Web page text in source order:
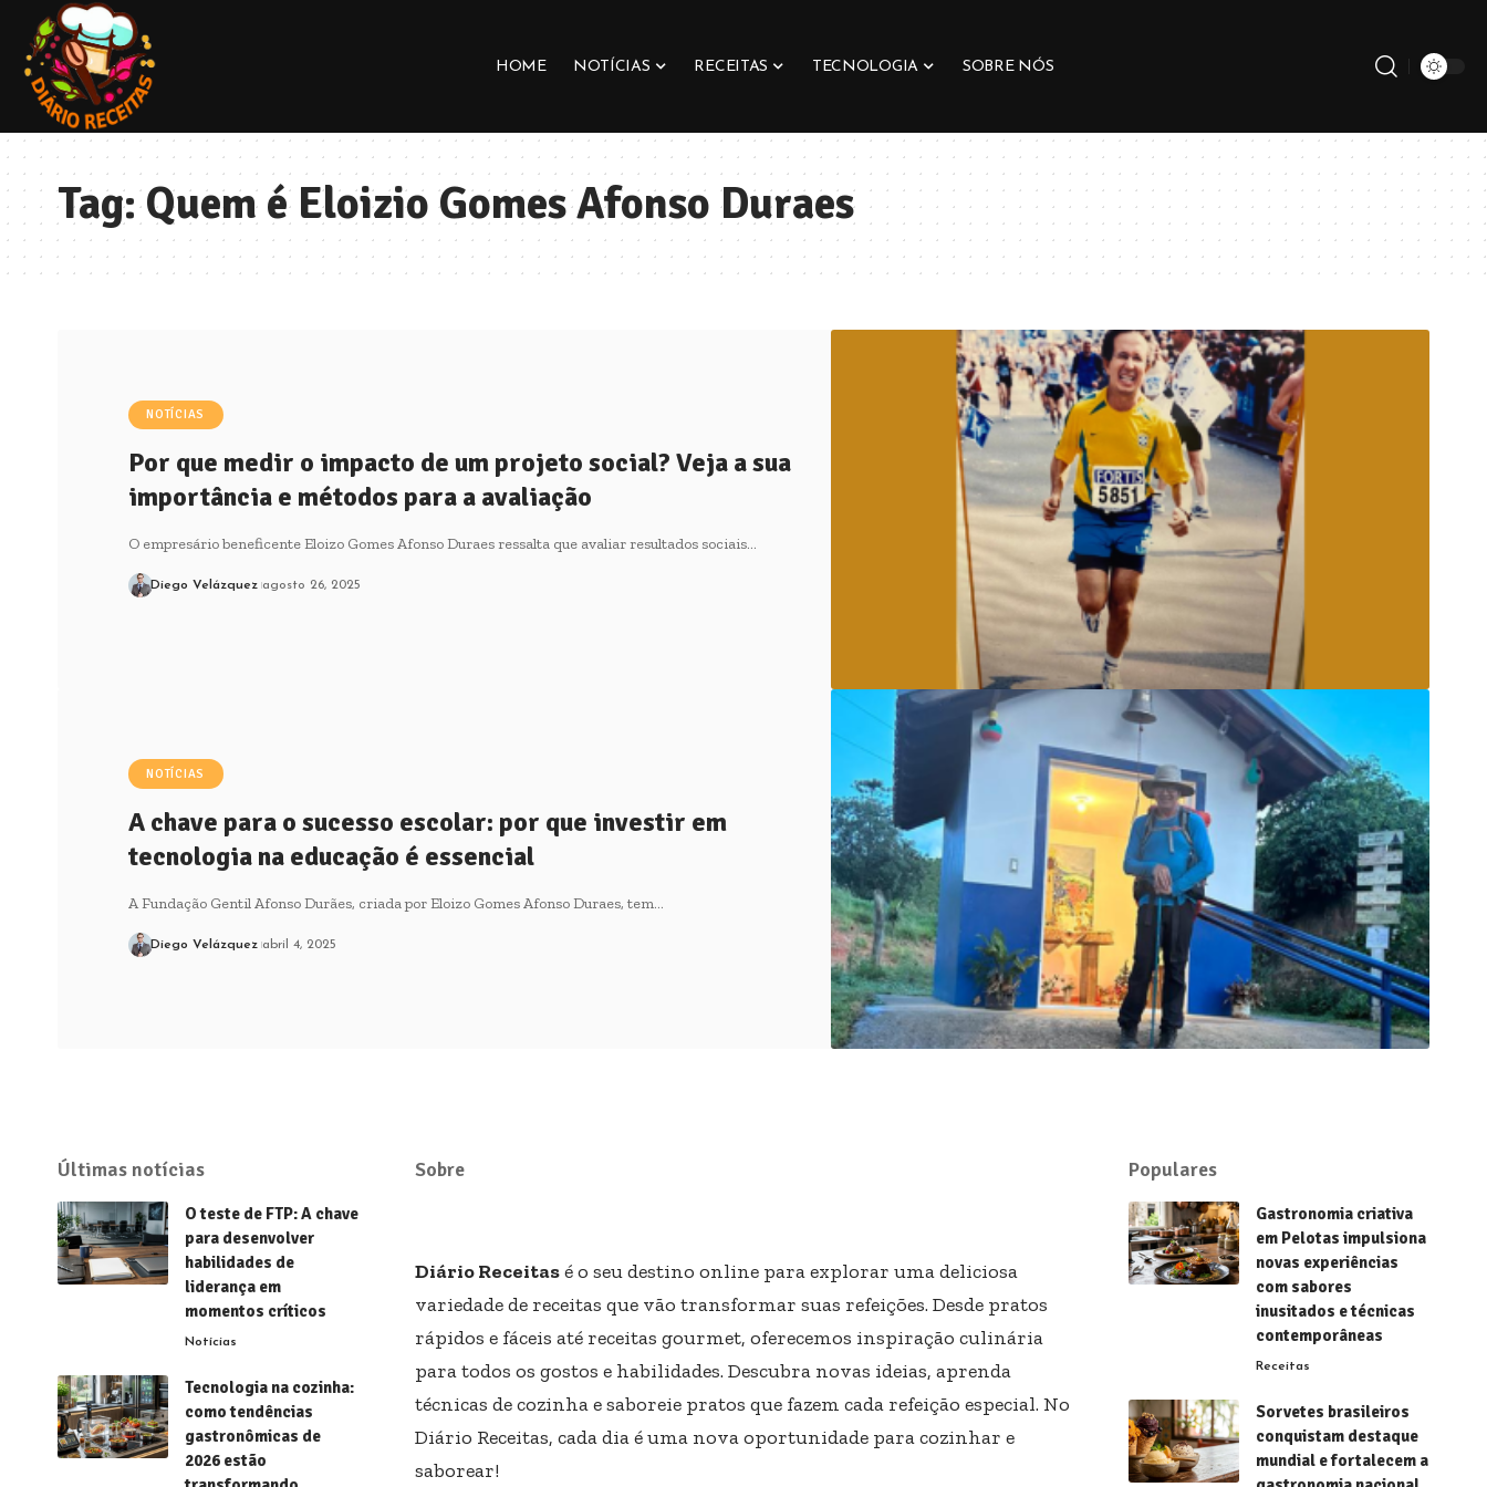
HOME NOTÍCIAS RECEITAS TECNOLOGIA SOBRE NÓS
Tag:Quem é Eloizio Gomes Afonso Duraes
NOTÍCIAS
Por que medir o impacto de um projeto social? Veja a sua
importância e métodos para a avaliação
O empresário beneficente Eloizo Gomes Afonso Duraes ressalta que avaliar resultados sociais…
Diego Velázquez agosto 26, 2025
NOTÍCIAS
A chave para o sucesso escolar: por que investir em
tecnologia na educação é essencial
A Fundação Gentil Afonso Durães, criada por Eloizo Gomes Afonso Duraes, tem…
Diego Velázquez abril 4, 2025
Últimas notícias
O teste de FTP: A chave
para desenvolver
habilidades de
liderança em
momentos críticos
Notícias
Tecnologia na cozinha:
como tendências
gastronômicas de
2026 estão
Sobre
Diário Receitasé o seu destino online para explorar uma deliciosa
variedade de receitas que vão transformar suas refeições. Desde pratos
rápidos e fáceis até receitas gourmet, oferecemos inspiração culinária
para todos os gostos e habilidades. Descubra novas ideias, aprenda
técnicas de cozinha e saboreie pratos que fazem cada refeição especial. No
Diário Receitas, cada dia é uma nova oportunidade para cozinhar e
saborear!
Populares
Gastronomia criativa
em Pelotas impulsiona
novas experiências
com sabores
inusitados e técnicas
contemporâneas
Receitas
Sorvetes brasileiros
conquistam destaque
mundial e fortalecem a